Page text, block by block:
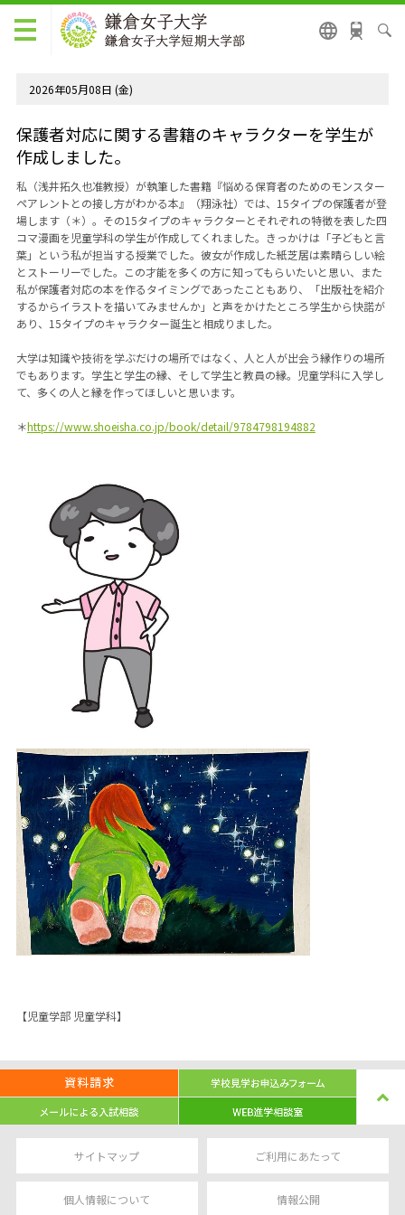
2026年05月08日 (金)
保護者対応に関する書籍のキャラクターを学生が
作成しました。
私（浅井拓久也准教授）が執筆した書籍『悩める保育者のためのモンスター
ペアレントとの接し方がわかる本』（翔泳社）では、 15タイプの保護者が登
場します（＊）。その15タイプのキャラクターとそれぞれの特徴を表した四
コマ漫画を児童学科の学生が作成してくれました。きっかけは「子どもと言
葉」という私が担当する授業でした。彼女が作成した紙芝居は素晴らしい絵
とストーリーでした。この才能を多くの方に知ってもらいたいと思い、また
私が保護者対応の本を作るタイミングであったこともあり、「出版社を紹介
するからイラストを描いてみませんか」と声をかけたところ学生から快諾が
あり、 15タイプのキャラクター誕生と相成りました。
大学は知識や技術を学ぶだけの場所ではなく、人と人が出会う縁作りの場所
でもあります。学生と学生の縁、そして学生と教員の縁。児童学科に入学し
て、多くの人と縁を作ってほしいと思います。
＊https://www.shoeisha.co.jp/book/detail/9784798194882
【児童学部 児童学科】
サイトマップ ご利用にあたって
個人情報について 情報公開